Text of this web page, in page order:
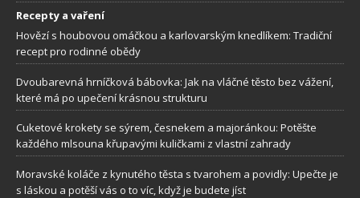
Recepty a vaření
Hovězí s houbovou omáčkou a karlovarským knedlíkem: Tradiční
recept pro rodinné obědy
Dvoubarevná hrníčková bábovka: Jak na vláčné těsto bez vážení,
které má po upečení krásnou strukturu
Cuketové krokety se sýrem, česnekem a majoránkou: Potěšte
každého mlsouna křupavými kuličkami z vlastní zahrady
Moravské koláče z kynutého těsta s tvarohem a povidly: Upečte je
s láskou a potěší vás o to víc, když je budete jíst